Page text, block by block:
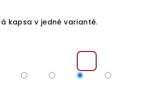
kapsa v jedné variantě.